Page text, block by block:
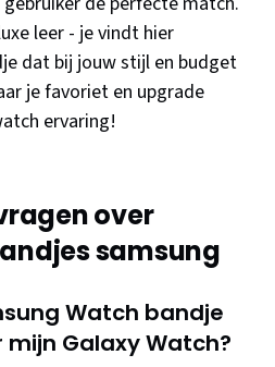
leer - je vindt hier
dat bij jouw stijl en budget
je favoriet en upgrade
ervaring!
over
samsung
Watch bandje
Galaxy Watch?